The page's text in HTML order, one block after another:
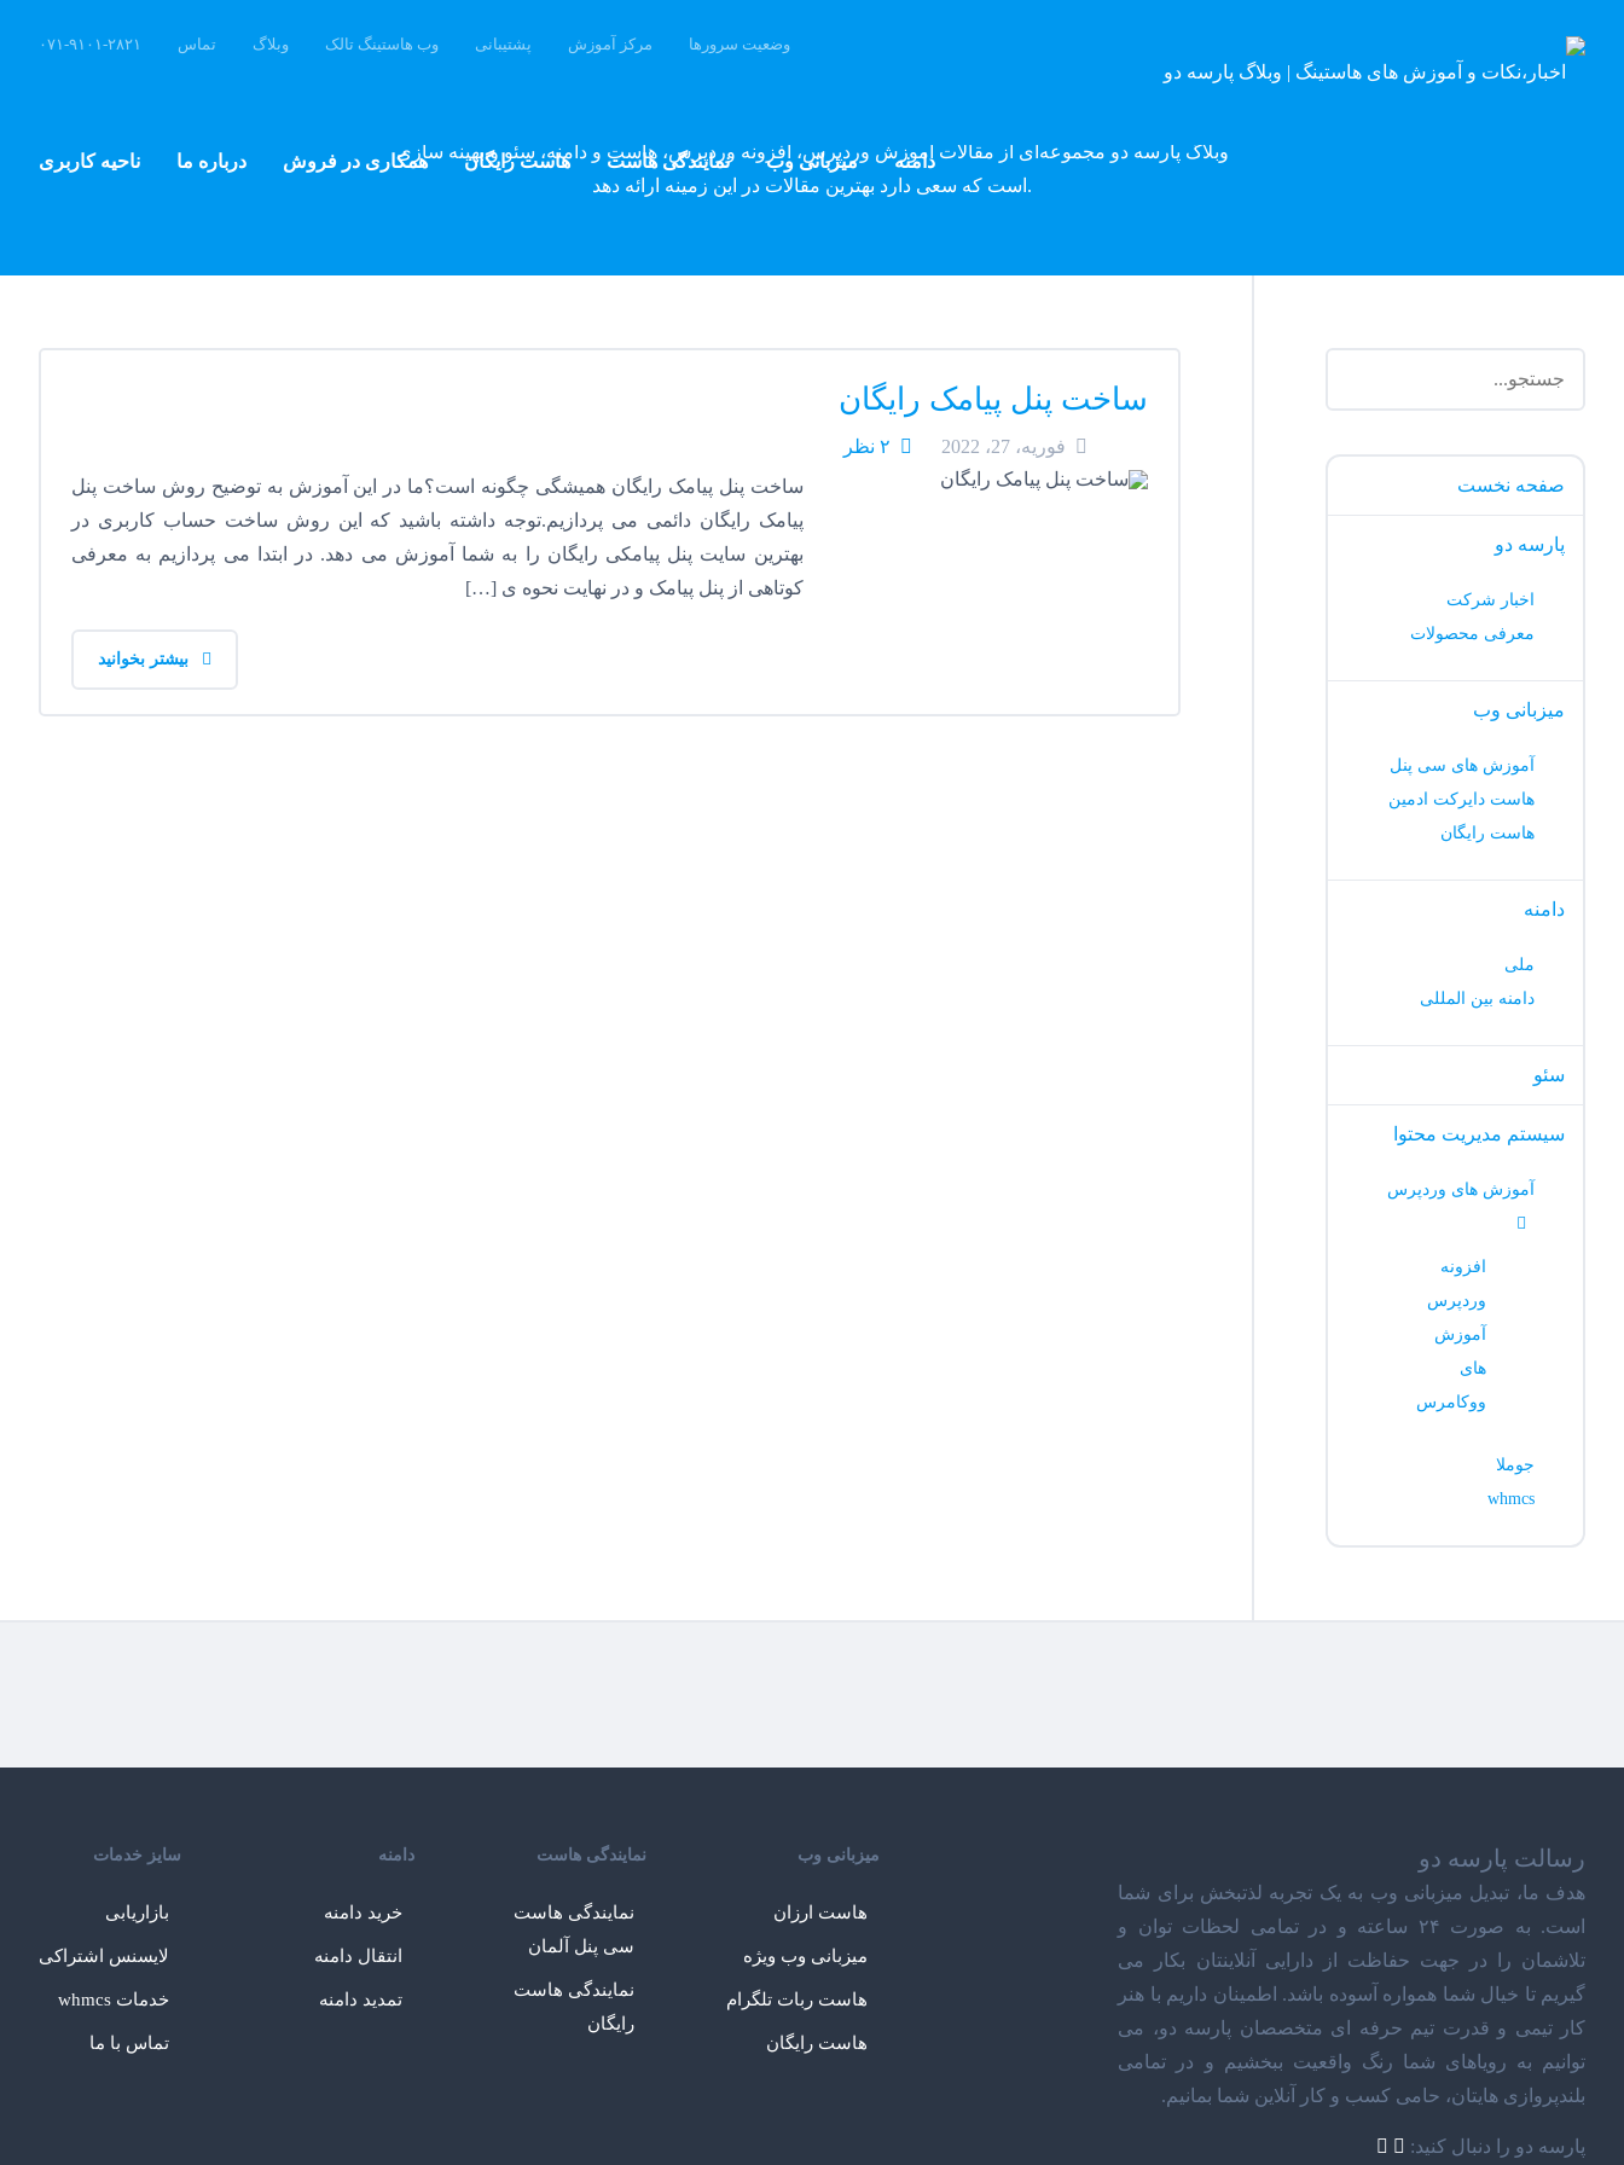
ناحیه کاربری درباره ما همکاری در فروش هاست رایگان نمایندگی هاست میزبانی وب دامنه
۰۷۱-۹۱۰۱-۲۸۲۱ تماس وبلاگ وب هاستینگ تالک پشتیبانی مرکز آموزش وضعیت سرورها
وبلاگ پارسه دو مجموعه‌ای از مقالات آموزش وردپرس، افزونه وردپرس، هاست و دامنه، سئو و بهینه سازی
است که سعی دارد بهترین مقالات در این زمینه ارائه دهد.
ساخت پنل پیامک رایگان
فوریه، 27، 2022
۲ نظر
ساخت پنل پیامک رایگان همیشگی چگونه است؟ما در این آموزش به توضیح روش ساخت پنل
پیامک رایگان دائمی می پردازیم.توجه داشته باشید که این روش ساخت حساب کاربری در
بهترین سایت پنل پیامکی رایگان را به شما آموزش می دهد. در ابتدا می پردازیم به معرفی
کوتاهی از پنل پیامک و در نهایت نحوه ی […]
صفحه نخست
پارسه دو
اخبار شرکت
معرفی محصولات
میزبانی وب
آموزش های سی پنل
هاست دایرکت ادمین
هاست رایگان
دامنه
ملی
دامنه بین المللی
سئو
سیستم مدیریت محتوا
آموزش های وردپرس
افزونه
وردپرس
آموزش
های
ووکامرس
جوملا
whmcs
رسالت پارسه دو
هدف ما، تبدیل میزبانی وب به یک تجربه لذتبخش برای شما
است. به صورت ۲۴ ساعته و در تمامی لحظات توان و
تلاشمان را در جهت حفاظت از دارایی آنلاینتان بکار می
گیریم تا خیال شما همواره آسوده باشد. اطمینان داریم با هنر
کار تیمی و قدرت تیم حرفه ای متخصصان پارسه دو، می
توانیم به رویاهای شما رنگ واقعیت ببخشیم و در تمامی
بلندپروازی هایتان، حامی کسب و کار آنلاین شما بمانیم.
پارسه دو را دنبال کنید:
میزبانی وب
هاست ارزان
میزبانی وب ویژه
هاست ربات تلگرام
هاست رایگان
نمایندگی هاست
نمایندگی هاست
سی پنل آلمان
نمایندگی هاست
رایگان
دامنه
خرید دامنه
انتقال دامنه
تمدید دامنه
سایز خدمات
بازاریابی
لایسنس اشتراکی
خدمات whmcs
تماس با ما